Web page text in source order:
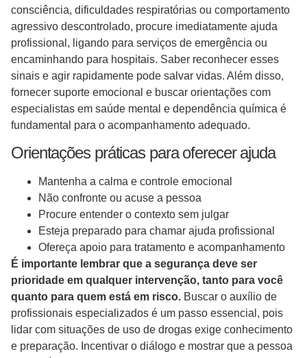
consciência, dificuldades respiratórias ou comportamento
agressivo descontrolado, procure imediatamente ajuda
profissional, ligando para serviços de emergência ou
encaminhando para hospitais. Saber reconhecer esses
sinais e agir rapidamente pode salvar vidas. Além disso,
fornecer suporte emocional e buscar orientações com
especialistas em saúde mental e dependência química é
fundamental para o acompanhamento adequado.
Orientações práticas para oferecer ajuda
Mantenha a calma e controle emocional
Não confronte ou acuse a pessoa
Procure entender o contexto sem julgar
Esteja preparado para chamar ajuda profissional
Ofereça apoio para tratamento e acompanhamento
É importante lembrar que a segurança deve ser
prioridade em qualquer intervenção, tanto para você
quanto para quem está em risco. Buscar o auxílio de
profissionais especializados é um passo essencial, pois
lidar com situações de uso de drogas exige conhecimento
e preparação. Incentivar o diálogo e mostrar que a pessoa